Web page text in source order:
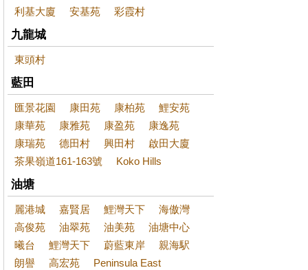
利基大廈 安基苑 彩霞村
九龍城
東頭村
藍田
匯景花園 康田苑 康柏苑
鯉安苑
康華苑
康雅苑 康盈苑
康逸苑
康瑞苑
德田村 興田村
啟田大廈
茶果嶺道161-163號
Koko Hills
油塘
麗港城 嘉賢居 鯉灣天下
海傲灣
高俊苑
油翠苑 油美苑
油塘中心
曦台
鯉灣天下 蔚藍東岸
親海駅
朗譽
高宏苑
Peninsula East